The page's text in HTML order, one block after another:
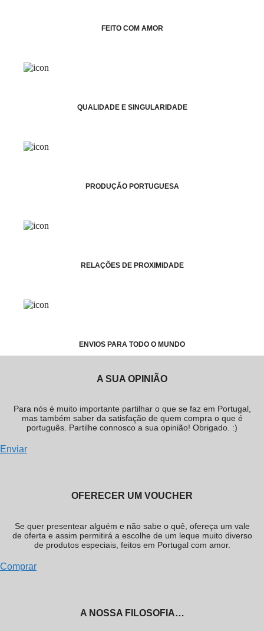
FEITO COM AMOR
QUALIDADE E SINGULARIDADE
PRODUÇÃO PORTUGUESA
RELAÇÕES DE PROXIMIDADE
ENVIOS PARA TODO O MUNDO
A SUA OPINIÃO
Para nós é muito importante partilhar o que se faz em Portugal,
mas também saber da satisfação de quem compra o que é
português. Partilhe connosco a sua opinião! Obrigado. :)
Enviar
OFERECER UM VOUCHER
Se quer presentear alguém e não sabe o quê, ofereça um vale
de oferta e assim permitirá a escolhe de um leque muito diverso
de produtos especiais, feitos em Portugal com amor.
Comprar
A NOSSA FILOSOFIA…